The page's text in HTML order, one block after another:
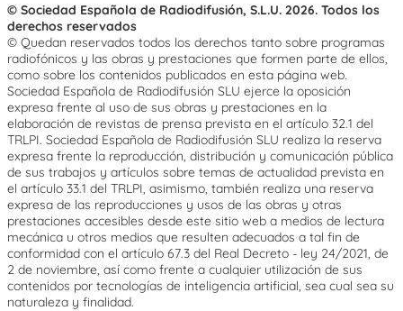
© Sociedad Española de Radiodifusión, S.L.U. 2026. Todos los
derechos reservados
© Quedan reservados todos los derechos tanto sobre programas
radiofónicos y las obras y prestaciones que formen parte de ellos,
como sobre los contenidos publicados en esta página web.
Sociedad Española de Radiodifusión SLU ejerce la oposición
expresa frente al uso de sus obras y prestaciones en la
elaboración de revistas de prensa prevista en el artículo 32.1 del
TRLPI. Sociedad Española de Radiodifusión SLU realiza la reserva
expresa frente la reproducción, distribución y comunicación pública
de sus trabajos y artículos sobre temas de actualidad prevista en
el artículo 33.1 del TRLPI, asimismo, también realiza una reserva
expresa de las reproducciones y usos de las obras y otras
prestaciones accesibles desde este sitio web a medios de lectura
mecánica u otros medios que resulten adecuados a tal fin de
conformidad con el artículo 67.3 del Real Decreto - ley 24/2021, de
2 de noviembre, así como frente a cualquier utilización de sus
contenidos por tecnologías de inteligencia artificial, sea cual sea su
naturaleza y finalidad.